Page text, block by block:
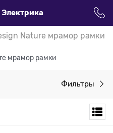
Nature мрамор рамки
мрамор рамки
Фильтры